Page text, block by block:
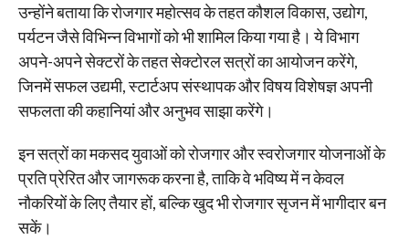
उन्होंने बताया कि रोजगार महोत्सव के तहत कौशल विकास, उद्योग,
पर्यटन जैसे विभिन्न विभागों को भी शामिल किया गया है। ये विभाग
अपने-अपने सेक्टरों के तहत सेक्टोरल सत्रों का आयोजन करेंगे,
जिनमें सफल उद्यमी, स्टार्टअप संस्थापक और विषय विशेषज्ञ अपनी
सफलता की कहानियां और अनुभव साझा करेंगे।
इन सत्रों का मकसद युवाओं को रोजगार और स्वरोजगार योजनाओं के
प्रति प्रेरित और जागरूक करना है, ताकि वे भविष्य में न केवल
नौकरियों के लिए तैयार हों, बल्कि खुद भी रोजगार सृजन में भागीदार बन
सकें।